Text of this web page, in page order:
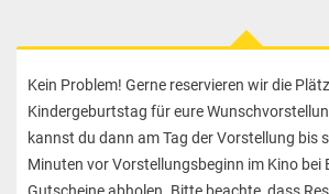
Kein Problem! Gerne reservieren wir die
Kindergeburtstag für eure
kannst du dann am Tag der Vorstellung bis
Minuten vor Vorstellungsbeginn im Kino bei